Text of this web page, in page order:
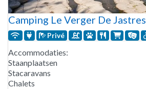
Camping Le Verger De Jastres
Privé
Accommodaties:
Staanplaatsen
Stacaravans
Chalets